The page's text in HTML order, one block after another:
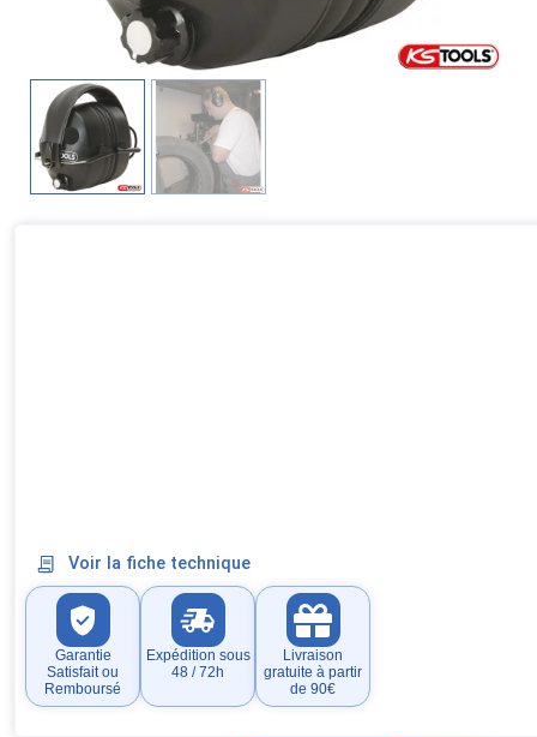
Voir la fiche technique
Garantie
Satisfait ou
Remboursé
Expédition sous
48 / 72h
Livraison
gratuite à partir
de 90€